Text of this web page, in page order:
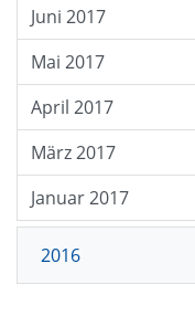
Juni 2017
Mai 2017
April 2017
März 2017
Januar 2017
2016